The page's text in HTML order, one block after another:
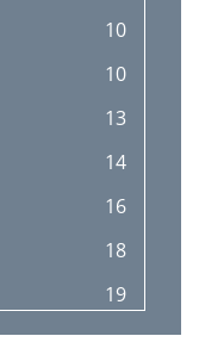
10
10
13
14
16
18
19
20